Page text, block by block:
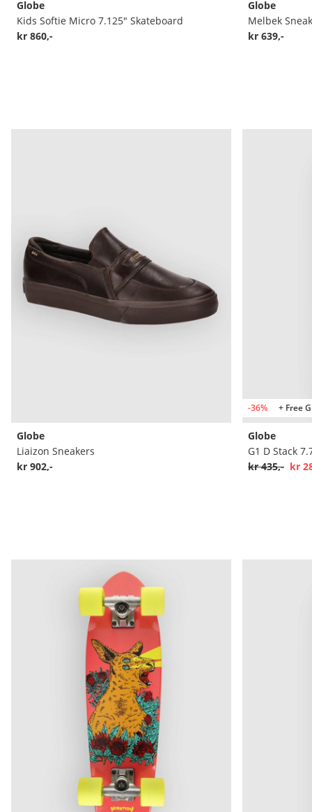
Globe
Kids Softie Micro 7.125" Skateboard
kr 860,-
Globe
Melbek
kr 639,-
Globe
Liaizon Sneakers
kr 902,-
-36% + Free
Globe
G1 D Stack
kr 435,- kr